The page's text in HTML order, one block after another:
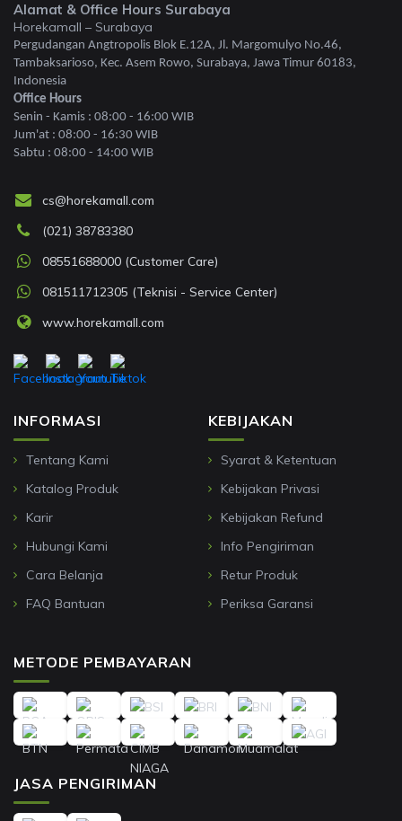
Alamat & Office Hours Surabaya
Horekamall – Surabaya
Pergudangan Angtropolis Blok E.12A, Jl. Margomulyo No.46,
Tambaksarioso, Kec. Asem Rowo, Surabaya, Jawa Timur 60183,
Indonesia
Office Hours
Senin - Kamis : 08:00 - 16:00 WIB
Jum'at : 08:00 - 16:30 WIB
Sabtu : 08:00 - 14:00 WIB
INFORMASI
Tentang Kami
Katalog Produk
Karir
Hubungi Kami
Cara Belanja
FAQ Bantuan
KEBIJAKAN
Syarat & Ketentuan
Kebijakan Privasi
Kebijakan Refund
Info Pengiriman
Retur Produk
Periksa Garansi
cs@horekamall.com
(021) 38783380
08551688000 (Customer Care)
081511712305 (Teknisi - Service Center)
www.horekamall.com
METODE PEMBAYARAN
JASA PENGIRIMAN